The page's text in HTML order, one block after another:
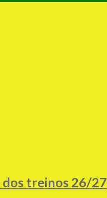
dos treinos 26/27